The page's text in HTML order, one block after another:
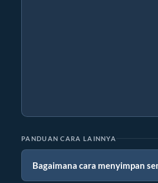
PANDUAN CARA LAINNYA
Bagaimana cara menyimpan